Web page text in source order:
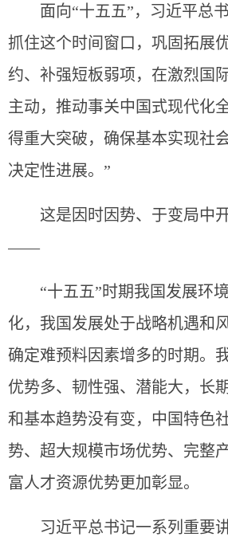
面向“十五五”，习近平总书
抓住这个时间窗口，巩固拓展
约、补强短板弱项，在激烈国
主动，推动事关中国式现代化
得重大突破，确保基本实现社
决定性进展。”
这是因时因势、于变局中开
——
“十五五”时期我国发展环境
化，我国发展处于战略机遇和
确定难预料因素增多的时期。
优势多、韧性强、潜能大，长
和基本趋势没有变，中国特色
势、超大规模市场优势、完整
富人才资源优势更加彰显。
习近平总书记一系列重要讲